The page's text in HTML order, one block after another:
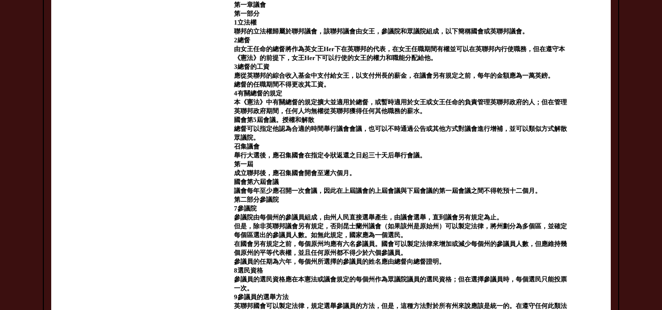
第一章議會
第一部分
1立法權
聯邦的立法權歸屬於聯邦議會，該聯邦議會由女王，參議院和眾議院組成，以下簡稱國會或英聯邦議會。
2總督
由女王任命的總督將作為英女王Her下在英聯邦的代表，在女王任職期間有權並可以在英聯邦內行使職務，但在遵守本
《憲法》的前提下，女王Her下可以行使的女王的權力和職能分配給他。
3總督的工資
應從英聯邦的綜合收入基金中支付給女王，以支付州長的薪金，在議會另有規定之前，每年的金額應為一萬英鎊。
總督的任職期間不得更改其工資。
4有關總督的規定
本《憲法》中有關總督的規定擴大並適用於總督，或暫時適用於女王或女王任命的負責管理英聯邦政府的人；但在管理
英聯邦政府期間，任何人均無權從英聯邦獲得任何其他職務的薪水。
國會第5屆會議。授權和解散
總督可以指定他認為合適的時間舉行議會會議，也可以不時通過公告或其他方式對議會進行增補，並可以類似方式解散
眾議院。
召集議會
舉行大選後，應召集國會在指定令狀返還之日起三十天后舉行會議。
第一屆
成立聯邦後，應召集國會開會至遲六個月。
國會第六屆會議
議會每年至少應召開一次會議，因此在上屆議會的上屆會議與下屆會議的第一屆會議之間不得乾預十二個月。
第二部分參議院
7參議院
參議院由每個州的參議員組成，由州人民直接選舉產生，由議會選舉，直到議會另有規定為止。
但是，除非英聯邦議會另有規定，否則昆士蘭州議會（如果該州是原始州）可以製定法律，將州劃分為多個區，並確定
每個區選出的參議員人數。如無此規定，國家應為一個選民。
在國會另有規定之前，每個原州均應有六名參議員。國會可以製定法律來增加或減少每個州的參議員人數，但應維持幾
個原州的平等代表權，並且任何原州都不得少於六個參議員。
參議員的任期為六年，每個州所選擇的參議員的姓名應由總督向總督證明。
8選民資格
參議員的選民資格應在本憲法或議會規定的每個州作為眾議院議員的選民資格；但在選擇參議員時，每個選民只能投票
一次。
9參議員的選舉方法
英聯邦國會可以製定法律，規定選舉參議員的方法，但是，這種方法對於所有州來說應該是統一的。在遵守任何此類法